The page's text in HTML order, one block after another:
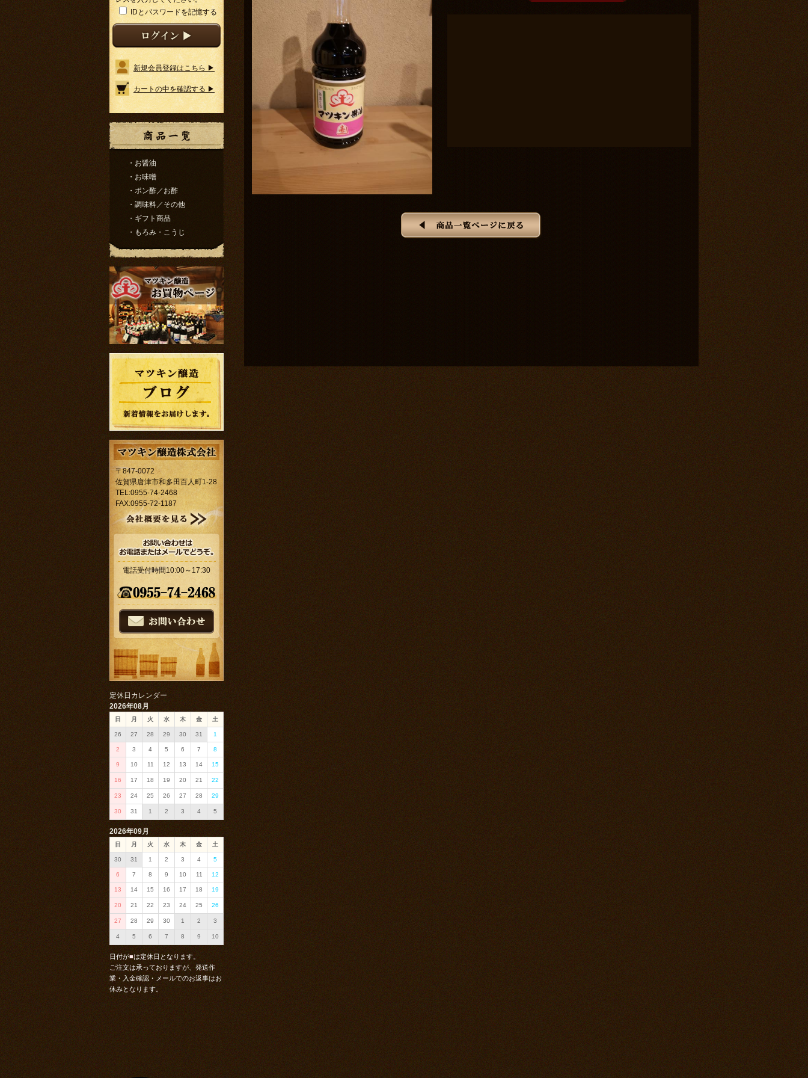
IDとパスワードを記憶する
新規会員登録はこちら ▶
カートの中を確認する ▶
・お醤油
・お味噌
・ポン酢／お酢
・調味料／その他
・ギフト商品
・もろみ・こうじ
〒847-0072
佐賀県唐津市和多田百人町1-28
TEL:0955-74-2468
FAX:0955-72-1187
電話受付時間10:00～17:30
定休日カレンダー
2026年08月
日 月 火 水 木 金 土
26 27 28 29 30 31 1
2 3 4 5 6 7 8
9 10 11 12 13 14 15
16 17 18 19 20 21 22
23 24 25 26 27 28 29
30 31 1 2 3 4 5
2026年09月
日 月 火 水 木 金 土
30 31 1 2 3 4 5
6 7 8 9 10 11 12
13 14 15 16 17 18 19
20 21 22 23 24 25 26
27 28 29 30 1 2 3
4 5 6 7 8 9 10
日付が■は定休日となります。
ご注文は承っておりますが、発送作
業・入金確認・メールでのお返事はお
休みとなります。